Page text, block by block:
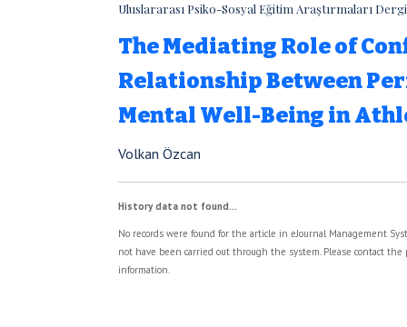
Uluslararası Psiko-Sosyal Eğitim Araştırmaları
The Mediating Role of
Relationship Between
Mental Well-Being in
Volkan Özcan
History data not found...
No records were found for the article in eJournal Management
not have been carried out through the system. Please contact
information.